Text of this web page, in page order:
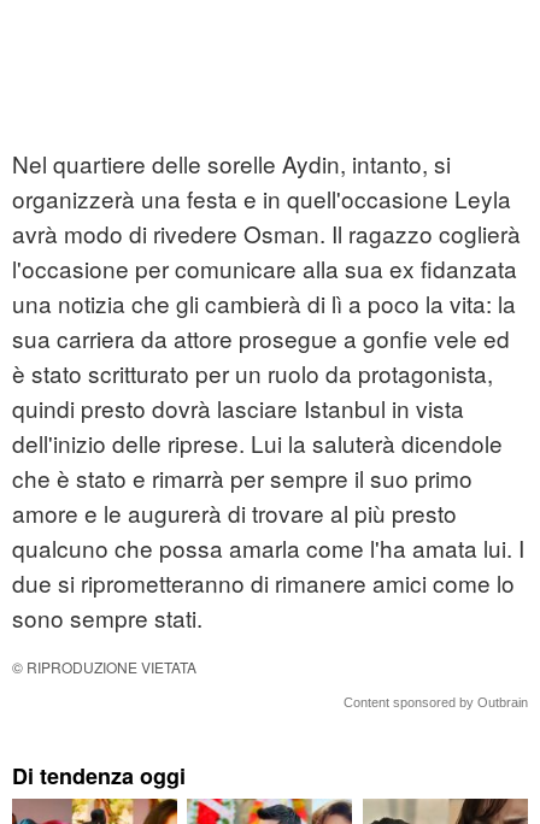
Nel quartiere delle sorelle Aydin, intanto, si
organizzerà una festa e in quell'occasione Leyla
avrà modo di rivedere Osman. Il ragazzo coglierà
l'occasione per comunicare alla sua ex fidanzata
una notizia che gli cambierà di lì a poco la vita: la
sua carriera da attore prosegue a gonfie vele ed
è stato scritturato per un ruolo da protagonista,
quindi presto dovrà lasciare Istanbul in vista
dell'inizio delle riprese. Lui la saluterà dicendole
che è stato e rimarrà per sempre il suo primo
amore e le augurerà di trovare al più presto
qualcuno che possa amarla come l'ha amata lui. I
due si riprometteranno di rimanere amici come lo
sono sempre stati.
© RIPRODUZIONE VIETATA
Content sponsored by Outbrain
Di tendenza oggi